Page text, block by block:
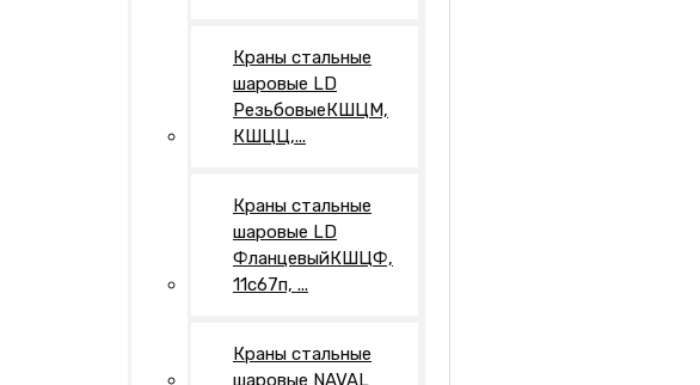
Краны стальные
шаровые LD
РезьбовыеКШЦМ,
КШЦЦ,...
Краны стальные
шаровые LD
ФланцевыйКШЦФ,
11с67п, ...
Краны стальные
шаровые NAVAL